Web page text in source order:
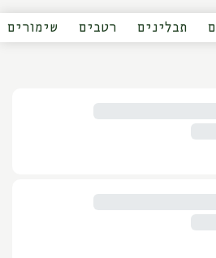
תבלינים רטבים שימורים